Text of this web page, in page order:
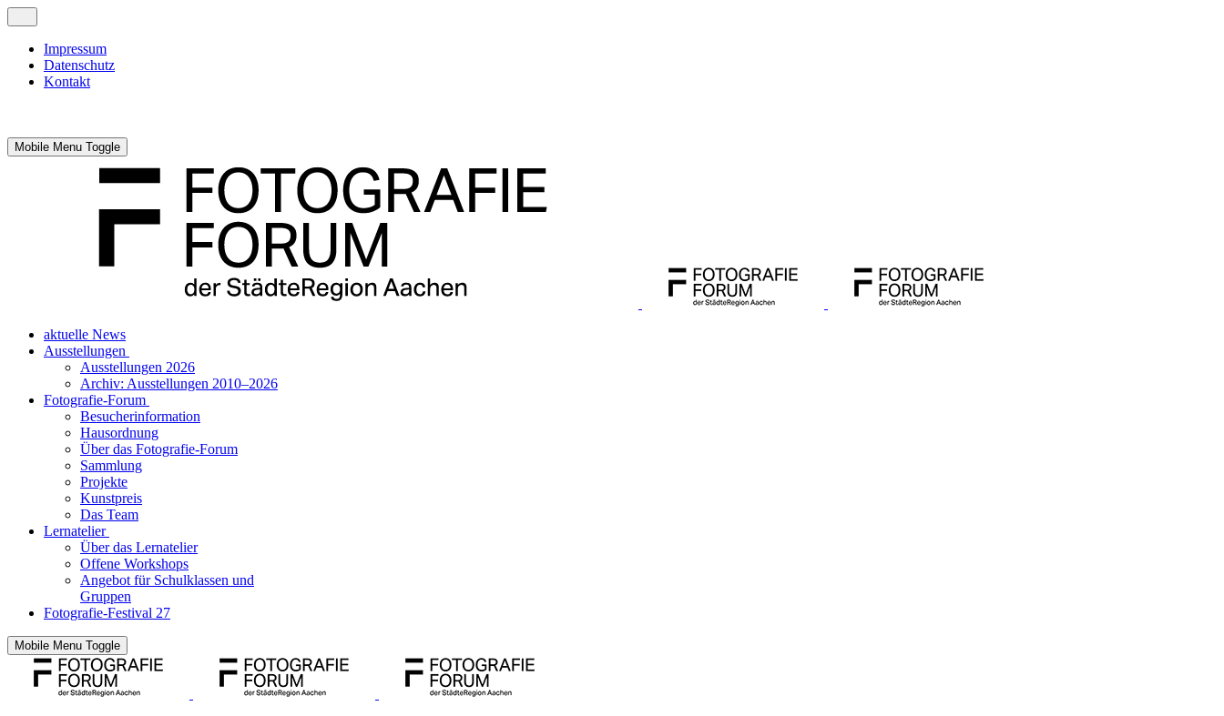
Impressum
Datenschutz
Kontakt
Mobile Menu Toggle
aktuelle News
Ausstellungen
Ausstellungen 2026
Archiv: Ausstellungen 2010–2026
Fotografie-Forum
Besucherinformation
Hausordnung
Über das Fotografie-Forum
Sammlung
Projekte
Kunstpreis
Das Team
Lernatelier
Über das Lernatelier
Offene Workshops
Angebot für Schulklassen und
Gruppen
Fotografie-Festival 27
Mobile Menu Toggle